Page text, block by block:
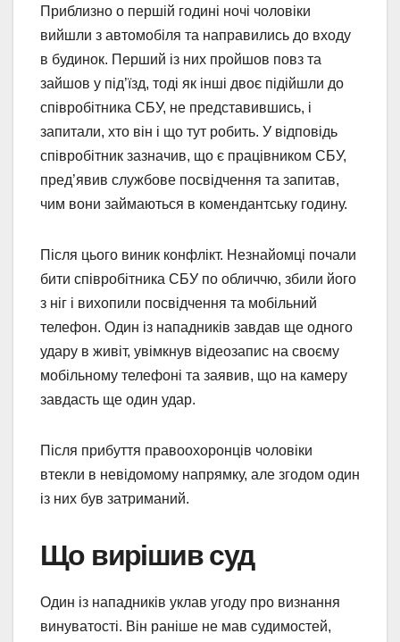
Приблизно о першій годині ночі чоловіки
вийшли з автомобіля та направились до входу
в будинок. Перший із них пройшов повз та
зайшов у під’їзд, тоді як інші двоє підійшли до
співробітника СБУ, не представившись, і
запитали, хто він і що тут робить. У відповідь
співробітник зазначив, що є працівником СБУ,
пред’явив службове посвідчення та запитав,
чим вони займаються в комендантську годину.
Після цього виник конфлікт. Незнайомці почали
бити співробітника СБУ по обличчю, збили його
з ніг і вихопили посвідчення та мобільний
телефон. Один із нападників завдав ще одного
удару в живіт, увімкнув відеозапис на своєму
мобільному телефоні та заявив, що на камеру
завдасть ще один удар.
Після прибуття правоохоронців чоловіки
втекли в невідомому напрямку, але згодом один
із них був затриманий.
Що вирішив суд
Один із нападників уклав угоду про визнання
винуватості. Він раніше не мав судимостей,